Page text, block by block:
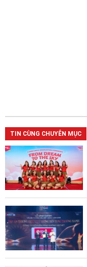
TIN CÙNG CHUYÊN MỤC